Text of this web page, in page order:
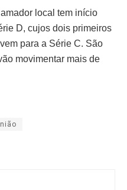
local tem início
D, cujos dois primeiros
para a Série C. São
movimentar mais de